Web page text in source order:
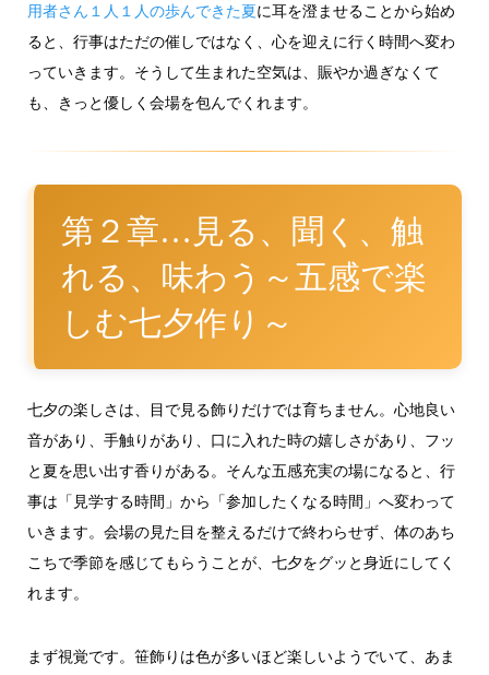
用者さん１人１人の歩んできた夏に耳を澄ませることから始め
ると、行事はただの催しではなく、心を迎えに行く時間へ変わ
っていきます。そうして生まれた空気は、賑やか過ぎなくて
も、きっと優しく会場を包んでくれます。
第２章…見る、聞く、触
れる、味わう～五感で楽
しむ七夕作り～
七夕の楽しさは、目で見る飾りだけでは育ちません。心地良い
音があり、手触りがあり、口に入れた時の嬉しさがあり、フッ
と夏を思い出す香りがある。そんな五感充実の場になると、行
事は「見学する時間」から「参加したくなる時間」へ変わって
いきます。会場の見た目を整えるだけで終わらせず、体のあち
こちで季節を感じてもらうことが、七夕をグッと身近にしてく
れます。
まず視覚です。笹飾りは色が多いほど楽しいようでいて、あま